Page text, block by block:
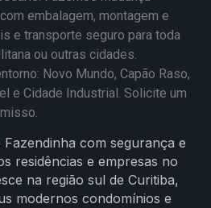
embalagem, montagem e
e transporte seguro para toda
ou outras cidades.
Novo Mundo, Capão Raso,
e Cidade Industrial. Solicite um
com segurança e
residências e empresas no
na região sul de Curitiba,
modernos condomínios e